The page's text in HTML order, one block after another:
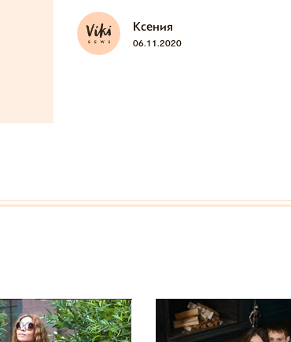
Ксения
06.11.2020